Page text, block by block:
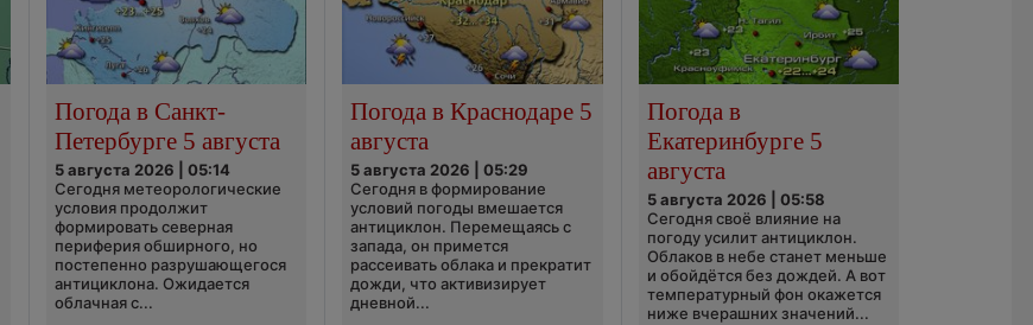
Погода в Санкт-
Петербурге 5 августа
5 августа 2026 | 05:14
Сегодня метеорологические
условия продолжит
формировать северная
периферия обширного, но
постепенно разрушающегося
антициклона. Ожидается
облачная с...
Погода в Краснодаре 5
августа
5 августа 2026 | 05:29
Сегодня в формирование
условий погоды вмешается
антициклон. Перемещаясь с
запада, он примется
рассеивать облака и прекратит
дожди, что активизирует
дневной...
Погода в
Екатеринбурге 5
августа
5 августа 2026 | 05:58
Сегодня своё влияние на
погоду усилит антициклон.
Облаков в небе станет меньше
и обойдётся без дождей. А вот
температурный фон окажется
ниже вчерашних значений...